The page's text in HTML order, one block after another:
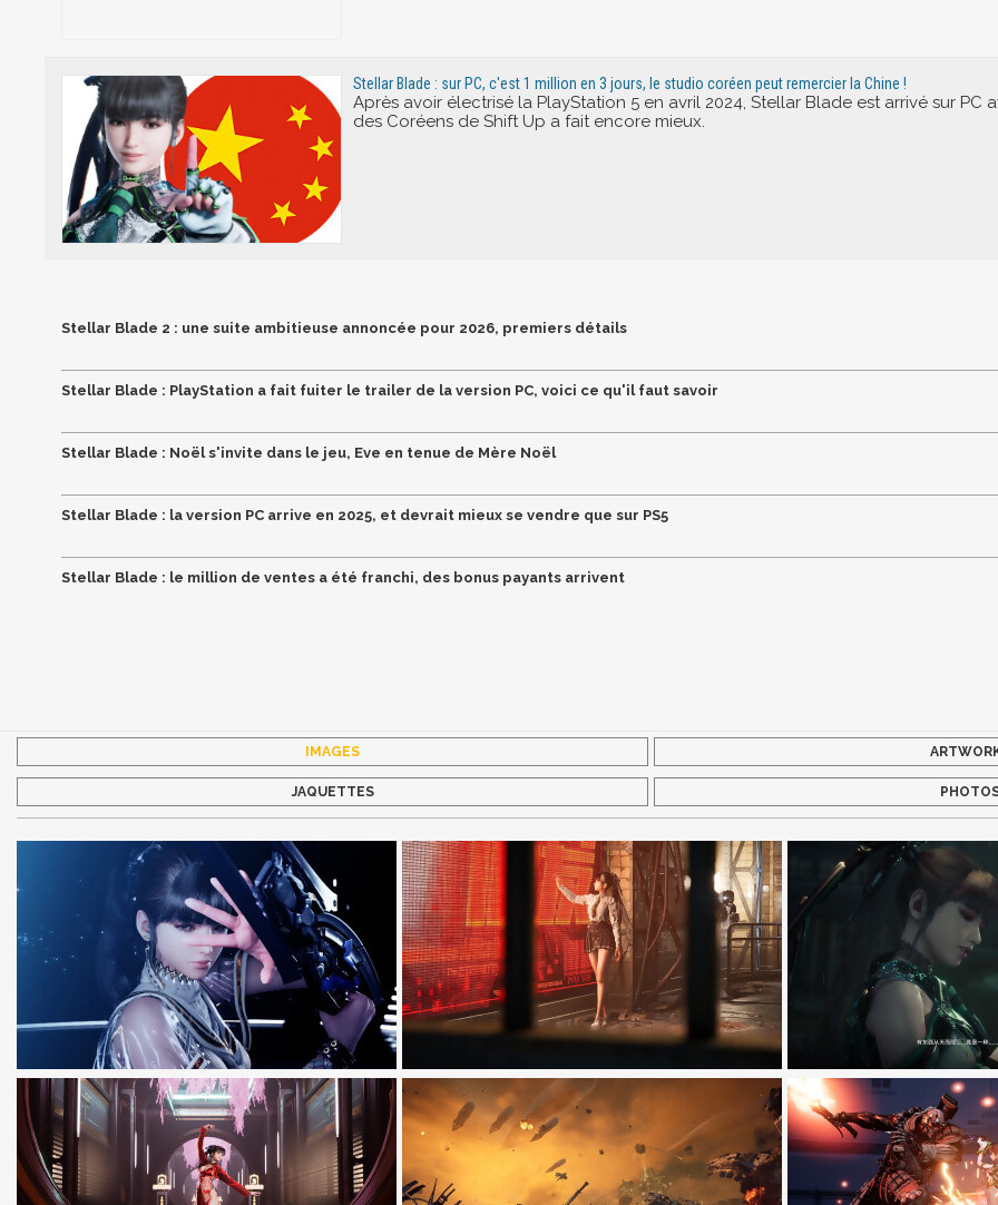
Stellar Blade : sur PC, c'est 1 million en 3 jours, le studio coréen peut remercier la Chine !
Après avoir électrisé la PlayStation 5 en avril 2024, Stellar Blade est arrivé sur
des Coréens de Shift Up a fait encore mieux.
Stellar Blade 2 : une suite ambitieuse annoncée pour 2026, premiers détails
Stellar Blade : PlayStation a fait fuiter le trailer de la version PC, voici ce qu'il faut savoir
Stellar Blade : Noël s'invite dans le jeu, Eve en tenue de Mère Noël
Stellar Blade : la version PC arrive en 2025, et devrait mieux se vendre que sur PS5
Stellar Blade : le million de ventes a été franchi, des bonus payants arrivent
IMAGES
JAQUETTES